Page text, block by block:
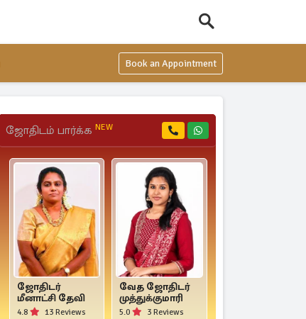
Book an Appointment
ஜோதிடம் பார்க்க NEW
ஜோதிடர்
மீனாட்சி தேவி
4.8 13 Reviews
வேத ஜோதிடர்
முத்துக்குமாரி
5.0 3 Reviews